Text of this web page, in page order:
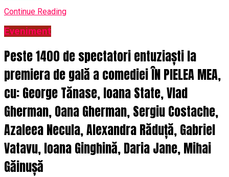
Continue Reading
Eveniment
Peste 1400 de spectatori entuziaști la
premiera de gală a comediei ÎN PIELEA MEA,
cu: George Tănase, Ioana State, Vlad
Gherman, Oana Gherman, Sergiu Costache,
Azaleea Necula, Alexandra Răduță, Gabriel
Vatavu, Ioana Ginghină, Daria Jane, Mihai
Găinușă